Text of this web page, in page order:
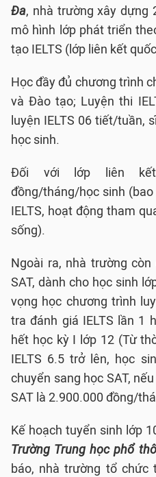
Đa, nhà trường xây dựng
mô hình lớp phát triển
tạo IELTS (lớp liên kết
Học đầy đủ chương trình
và Đào tạo; Luyện thi
luyện IELTS 06 tiết/tuần,
học sinh.
Đối với lớp liên kết
đồng/tháng/học sinh
IELTS, hoạt động tham
sống).
Ngoài ra, nhà trường
SAT, dành cho học sinh
vọng học chương trình
tra đánh giá IELTS lần 1
hết học kỳ I lớp 12 (Từ
IELTS 6.5 trở lên, học
chuyển sang học SAT,
SAT là 2.900.000 đồng/
Kế hoạch tuyển sinh lớp
Trường Trung học phổ
báo, nhà trường tổ chức